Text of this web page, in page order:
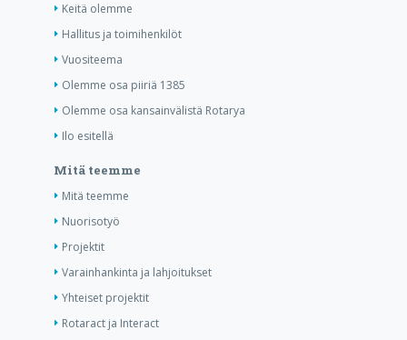
Keitä olemme
Hallitus ja toimihenkilöt
Vuositeema
Olemme osa piiriä 1385
Olemme osa kansainvälistä Rotarya
Ilo esitellä
Mitä teemme
Mitä teemme
Nuorisotyö
Projektit
Varainhankinta ja lahjoitukset
Yhteiset projektit
Rotaract ja Interact